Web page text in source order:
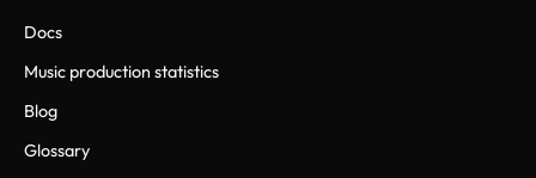
Docs
Music production statistics
Blog
Glossary